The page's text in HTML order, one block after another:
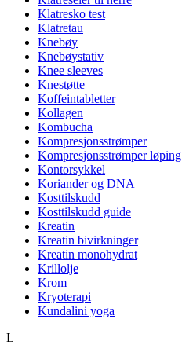
Klatresko test
Klatretau
Knebøy
Knebøystativ
Knee sleeves
Knestøtte
Koffeintabletter
Kollagen
Kombucha
Kompresjonsstrømper
Kompresjonsstrømper løping
Kontorsykkel
Koriander og DNA
Kosttilskudd
Kosttilskudd guide
Kreatin
Kreatin bivirkninger
Kreatin monohydrat
Krillolje
Krom
Kryoterapi
Kundalini yoga
L